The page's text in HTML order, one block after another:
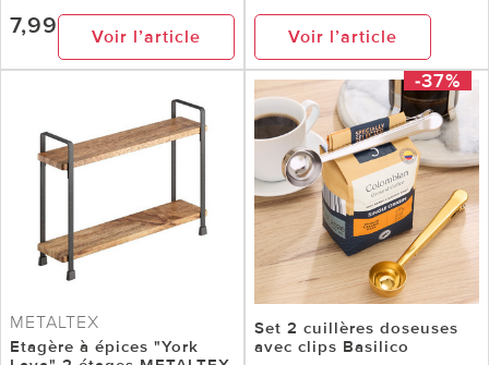
7,99 Voir l’article Voir l’article
METALTEX
Etagère à épices "York
-37%
Set 2 cuillères doseuses
avec clips Basilico